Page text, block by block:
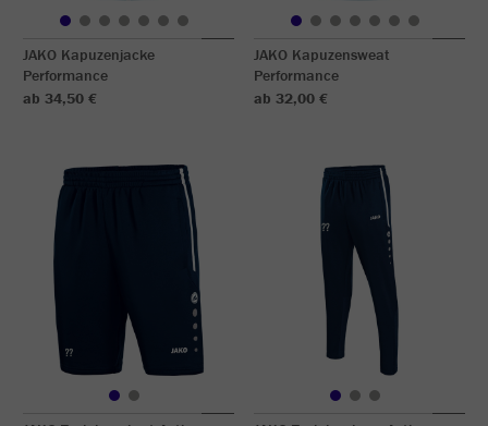
JAKO Kapuzenjacke
Performance
ab 34,50 €
JAKO Kapuzensweat
Performance
ab 32,00 €